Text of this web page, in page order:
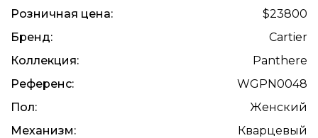
Розничная цена:
$23800
Бренд:
Cartier
Коллекция:
Panthere
Референс:
WGPN0048
Пол:
Женский
Механизм:
Кварцевый